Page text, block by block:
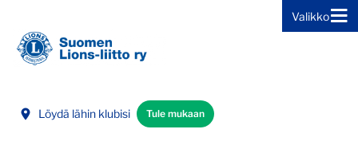
Valikko
Löydä lähin klubisi Tule mukaan